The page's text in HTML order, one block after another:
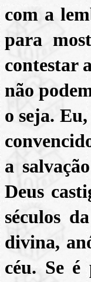
com a
para
contestar
não
o seja.
a
Deus
séculos
divina,
céu. Se é